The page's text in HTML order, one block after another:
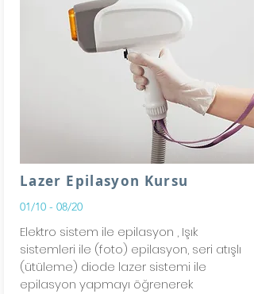
Lazer Epilasyon Kursu
01/10 - 08/20
Elektro sistem ile epilasyon , Işık
sistemleri ile (foto) epilasyon, seri atışlı
(ütüleme) diode lazer sistemi ile
epilasyon yapmayı öğrenerek